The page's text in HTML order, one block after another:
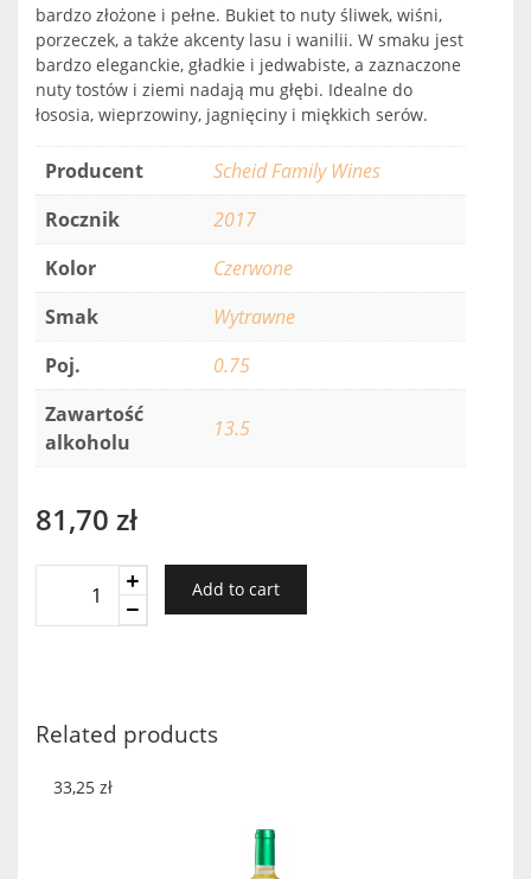
bardzo złożone i pełne. Bukiet to nuty śliwek, wiśni,
porzeczek, a także akcenty lasu i wanilii. W smaku jest
bardzo eleganckie, gładkie i jedwabiste, a zaznaczone
nuty tostów i ziemi nadają mu głębi. Idealne do
łososia, wieprzowiny, jagnięciny i miękkich serów.
Producent
Scheid Family Wines
Rocznik
2017
Kolor
Czerwone
Smak
Wytrawne
Poj.
0.75
Zawartość
alkoholu
13.5
81,70 zł
Add to cart
Related products
33,25 zł